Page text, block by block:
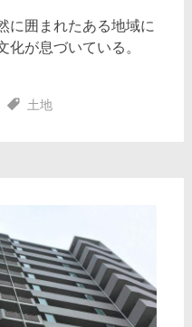
に囲まれたある地域に
が息づいている。
土地